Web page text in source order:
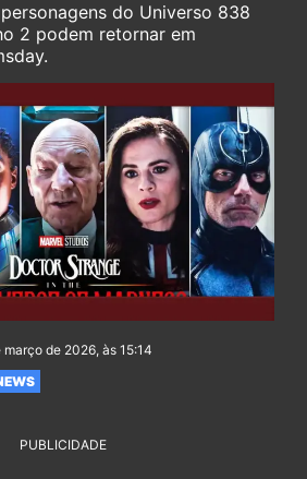
do Universo 838
2 podem retornar em
de 2026, às 15:14
PUBLICIDADE